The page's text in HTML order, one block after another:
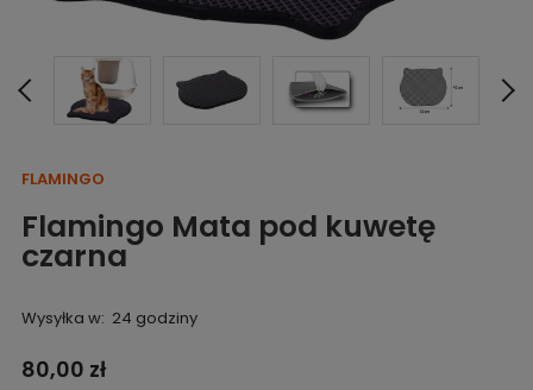
FLAMINGO
Flamingo Mata pod kuwetę
czarna
Wysyłka w: 24 godziny
80,00 zł